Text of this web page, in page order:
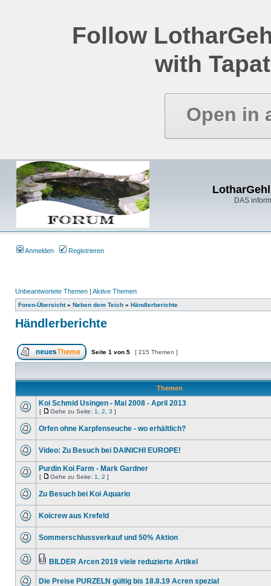
Follow
with
Open in
DAS
Anmelden Registrieren
Unbeantwortete Themen | Aktive Themen
Foren-Übersicht» Neben dem Teich » Händlerberichte
Händlerberichte
Seite 1 von 5 [ 215 Themen ]
Themen
Koi Schmid Usingen - Mai 2008 - April 2013
[ Gehe zu Seite: 1 2 3 ]
Orfen ohne Karpfenseuche - wo erhältlich?
Video: Zu Besuch bei DAINICHI EUROPE!
Purdin Koi Farm - Mark Gardner
[ Gehe zu Seite: 1 2 ]
Zu Besuch bei Koi Aquario
Koicrew aus Krefeld
Sommerschlussverkauf und 50% Aktion
BILDER Arcen 2019 viele reduzierte Artikel
Die Preise PURZELN gültig bis 18.8.19 Acren spezial